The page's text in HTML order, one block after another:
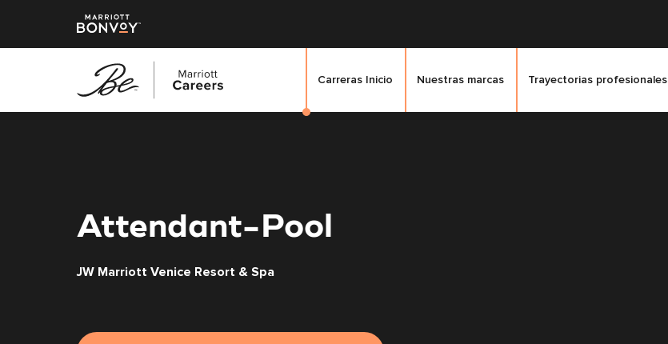
Carreras Inicio Nuestras marcas Trayectorias profesionales
Attendant-Pool
JW Marriott Venice Resort & Spa